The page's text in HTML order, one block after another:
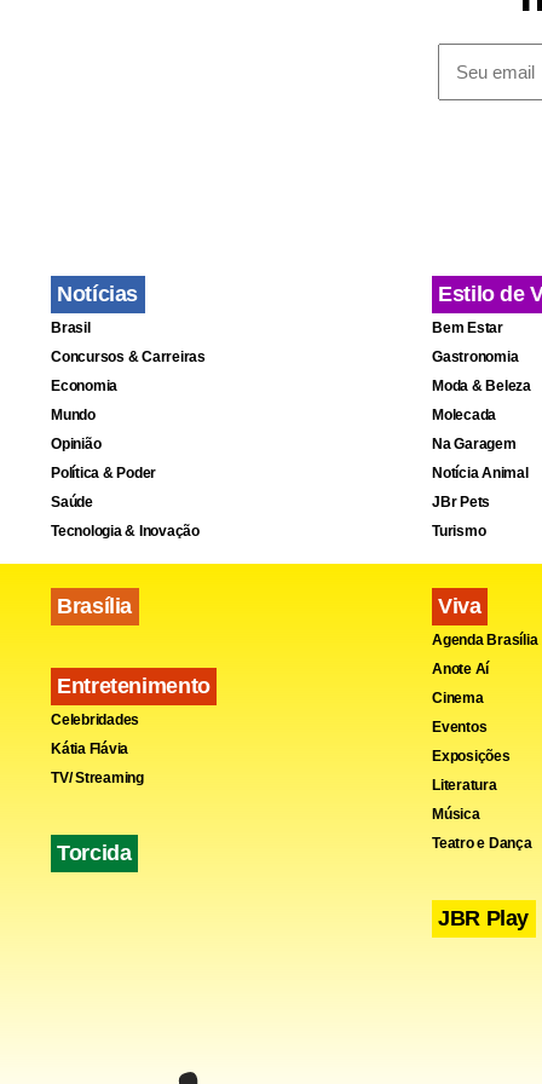
Leia
agência
No
das
oeste do
Os dois
chegaram
do júri e
Notícias
Brasil
Concursos & Carreiras
Economia
Mundo
Opinião
Política & Poder
Saúde
Tecnologia & Inovação
Brasília
Entretenimento
Celebridades
Kátia Flávia
TV/ Streaming
Torcida
Estilo de
Bem Estar
Gastronomia
Moda & Beleza
Molecada
Na Garagem
Notícia Animal
JBr Pets
Turismo
Viva
Agenda Brasília
Anote Aí
Cinema
Eventos
Exposições
Literatura
Música
Teatro e Dança
JBR Play